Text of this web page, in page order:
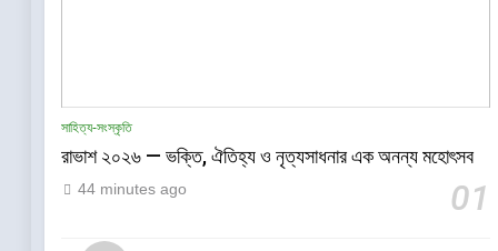
সাহিত্য-সংস্কৃতি
রাভাশ ২০২৬ — ভক্তি, ঐতিহ্য ও নৃত্যসাধনার এক অনন্য মহোৎসব
01
44 minutes ago